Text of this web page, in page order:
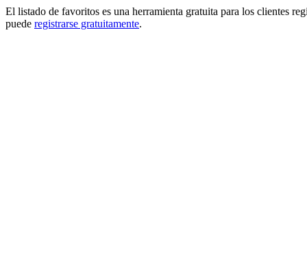
El listado de favoritos es una herramienta gratuita para los clientes
puede registrarse gratuitamente.